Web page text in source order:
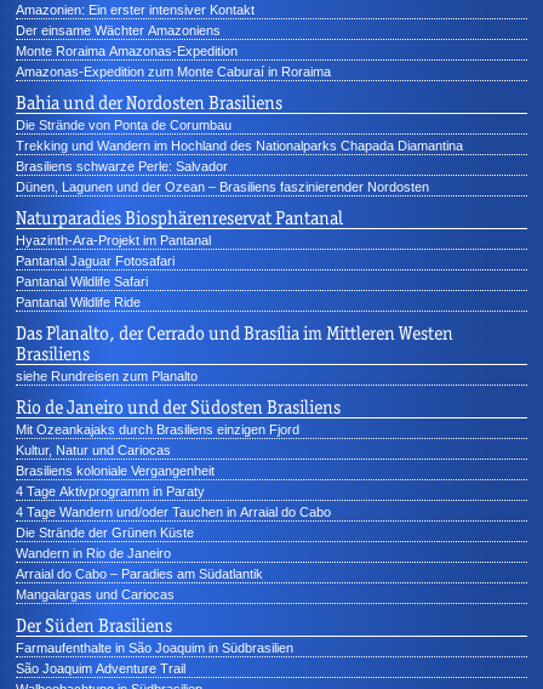
Amazonien: Ein erster intensiver Kontakt
Der einsame Wächter Amazoniens
Monte Roraima Amazonas-Expedition
Amazonas-Expedition zum Monte Caburaí in Roraima
Bahia und der Nordosten Brasiliens
Die Strände von Ponta de Corumbau
Trekking und Wandern im Hochland des Nationalparks Chapada Diamantina
Brasiliens schwarze Perle: Salvador
Dünen, Lagunen und der Ozean – Brasiliens faszinierender Nordosten
Naturparadies Biosphärenreservat Pantanal
Hyazinth-Ara-Projekt im Pantanal
Pantanal Jaguar Fotosafari
Pantanal Wildlife Safari
Pantanal Wildlife Ride
Das Planalto, der Cerrado und Brasília im Mittleren Westen
Brasiliens
siehe Rundreisen zum Planalto
Rio de Janeiro und der Südosten Brasiliens
Mit Ozeankajaks durch Brasiliens einzigen Fjord
Kultur, Natur und Cariocas
Brasiliens koloniale Vergangenheit
4 Tage Aktivprogramm in Paraty
4 Tage Wandern und/oder Tauchen in Arraial do Cabo
Die Strände der Grünen Küste
Wandern in Rio de Janeiro
Arraial do Cabo – Paradies am Südatlantik
Mangalargas und Cariocas
Der Süden Brasiliens
Farmaufenthalte in São Joaquim in Südbrasilien
São Joaquim Adventure Trail